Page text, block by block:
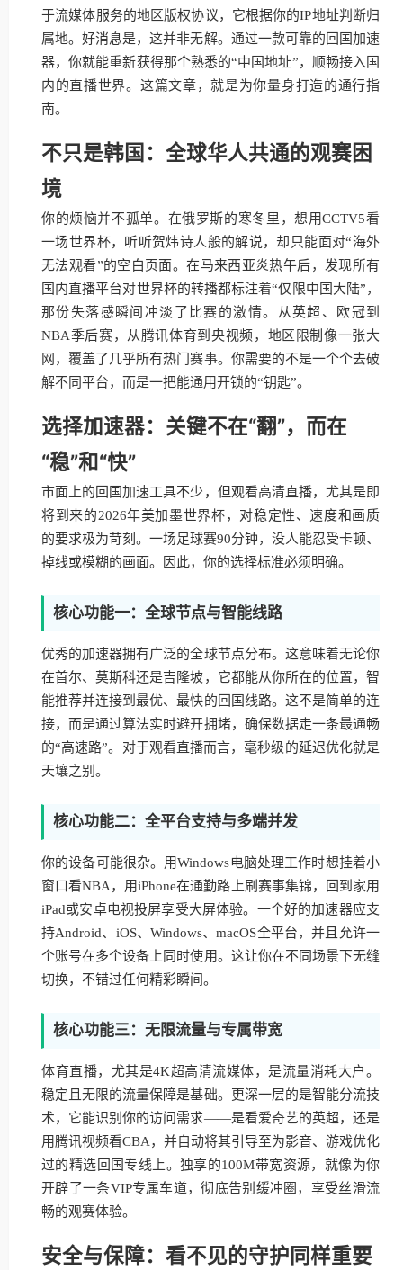
于流媒体服务的地区版权协议，它根据你的IP地址判断归
属地。好消息是，这并非无解。通过一款可靠的回国加速
器，你就能重新获得那个熟悉的“中国地址”，顺畅接入国
内的直播世界。这篇文章，就是为你量身打造的通行指
南。
不只是韩国：全球华人共通的观赛困
境
你的烦恼并不孤单。在俄罗斯的寒冬里，想用CCTV5看
一场世界杯，听听贺炜诗人般的解说，却只能面对“海外
无法观看”的空白页面。在马来西亚炎热午后，发现所有
国内直播平台对世界杯的转播都标注着“仅限中国大陆”，
那份失落感瞬间冲淡了比赛的激情。从英超、欧冠到
NBA季后赛，从腾讯体育到央视频，地区限制像一张大
网，覆盖了几乎所有热门赛事。你需要的不是一个个去破
解不同平台，而是一把能通用开锁的“钥匙”。
选择加速器：关键不在“翻”，而在
“稳”和“快”
市面上的回国加速工具不少，但观看高清直播，尤其是即
将到来的2026年美加墨世界杯，对稳定性、速度和画质
的要求极为苛刻。一场足球赛90分钟，没人能忍受卡顿、
掉线或模糊的画面。因此，你的选择标准必须明确。
核心功能一：全球节点与智能线路
优秀的加速器拥有广泛的全球节点分布。这意味着无论你
在首尔、莫斯科还是吉隆坡，它都能从你所在的位置，智
能推荐并连接到最优、最快的回国线路。这不是简单的连
接，而是通过算法实时避开拥堵，确保数据走一条最通畅
的“高速路”。对于观看直播而言，毫秒级的延迟优化就是
天壤之别。
核心功能二：全平台支持与多端并发
你的设备可能很杂。用Windows电脑处理工作时想挂着小
窗口看NBA，用iPhone在通勤路上刷赛事集锦，回到家用
iPad或安卓电视投屏享受大屏体验。一个好的加速器应支
持Android、iOS、Windows、macOS全平台，并且允许一
个账号在多个设备上同时使用。这让你在不同场景下无缝
切换，不错过任何精彩瞬间。
核心功能三：无限流量与专属带宽
体育直播，尤其是4K超高清流媒体，是流量消耗大户。
稳定且无限的流量保障是基础。更深一层的是智能分流技
术，它能识别你的访问需求——是看爱奇艺的英超，还是
用腾讯视频看CBA，并自动将其引导至为影音、游戏优化
过的精选回国专线上。独享的100M带宽资源，就像为你
开辟了一条VIP专属车道，彻底告别缓冲圈，享受丝滑流
畅的观赛体验。
安全与保障：看不见的守护同样重要